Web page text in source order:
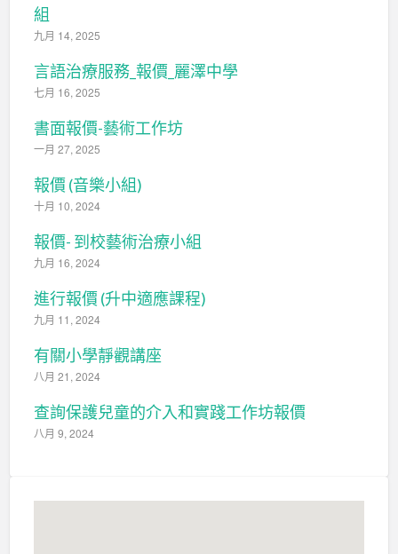
組
九月 14, 2025
言語治療服務_報價_麗澤中學
七月 16, 2025
書面報價-藝術工作坊
一月 27, 2025
報價 (音樂小組)
十月 10, 2024
報價- 到校藝術治療小組
九月 16, 2024
進行報價 (升中適應課程)
九月 11, 2024
有關小學靜觀講座
八月 21, 2024
查詢保護兒童的介入和實踐工作坊報價
八月 9, 2024